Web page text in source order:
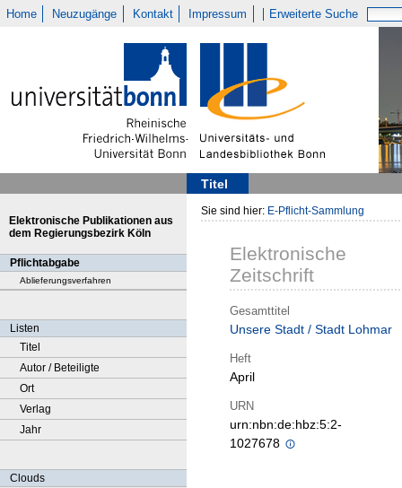
Home Neuzugänge Kontakt Impressum Erweiterte Suche
Titel
Elektronische Publikationen aus
dem Regierungsbezirk Köln
Pflichtabgabe
Ablieferungsverfahren
Listen
Titel
Autor / Beteiligte
Ort
Verlag
Jahr
Clouds
Sie sind hier: E-Pflicht-Sammlung
Elektronische
Zeitschrift
Gesamttitel
Unsere Stadt / Stadt Lohmar
Heft
April
URN
urn:nbn:de:hbz:5:2-
1027678